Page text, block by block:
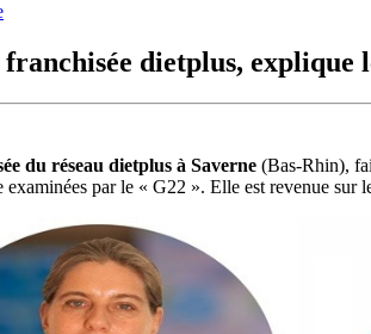
dietplus, explique
du réseau dietplus à Saverne (Bas-Rhin),
examinées par le « G22 ». Elle est revenue sur